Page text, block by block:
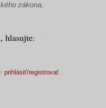
zákona.
hlasujte:
prihlásiť/registrovať.